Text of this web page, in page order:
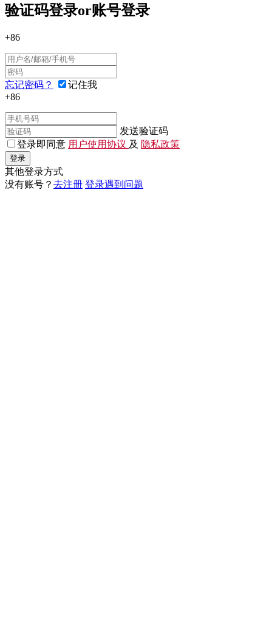
验证码登录or账号登录
+86
忘记密码？
记住我
+86
发送验证码
登录即同意 用户使用协议 及 隐私政策
登录
其他登录方式
没有账号？ 去注册 登录遇到问题